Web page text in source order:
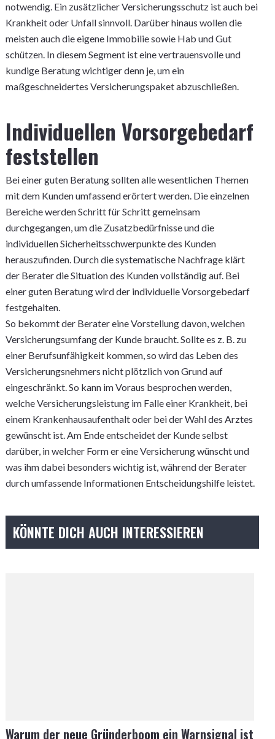
notwendig. Ein zusätzlicher Versicherungsschutz ist auch bei
Krankheit oder Unfall sinnvoll. Darüber hinaus wollen die
meisten auch die eigene Immobilie sowie Hab und Gut
schützen. In diesem Segment ist eine vertrauensvolle und
kundige Beratung wichtiger denn je, um ein
maßgeschneidertes Versicherungspaket abzuschließen.
Individuellen Vorsorgebedarf
feststellen
Bei einer guten Beratung sollten alle wesentlichen Themen
mit dem Kunden umfassend erörtert werden. Die einzelnen
Bereiche werden Schritt für Schritt gemeinsam
durchgegangen, um die Zusatzbedürfnisse und die
individuellen Sicherheitsschwerpunkte des Kunden
herauszufinden. Durch die systematische Nachfrage klärt
der Berater die Situation des Kunden vollständig auf. Bei
einer guten Beratung wird der individuelle Vorsorgebedarf
festgehalten.
So bekommt der Berater eine Vorstellung davon, welchen
Versicherungsumfang der Kunde braucht. Sollte es z. B. zu
einer Berufsunfähigkeit kommen, so wird das Leben des
Versicherungsnehmers nicht plötzlich von Grund auf
eingeschränkt. So kann im Voraus besprochen werden,
welche Versicherungsleistung im Falle einer Krankheit, bei
einem Krankenhausaufenthalt oder bei der Wahl des Arztes
gewünscht ist. Am Ende entscheidet der Kunde selbst
darüber, in welcher Form er eine Versicherung wünscht und
was ihm dabei besonders wichtig ist, während der Berater
durch umfassende Informationen Entscheidungshilfe leistet.
KÖNNTE DICH AUCH INTERESSIEREN
Warum der neue Gründerboom ein Warnsignal ist